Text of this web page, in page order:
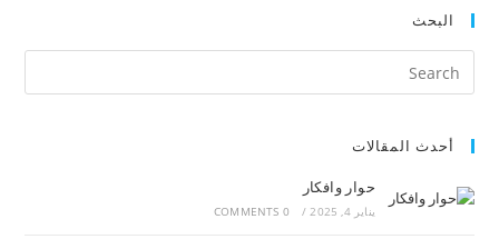
البحث
أحدث المقالات
حوار وافكار
يناير 4, 2025 /
0 COMMENTS